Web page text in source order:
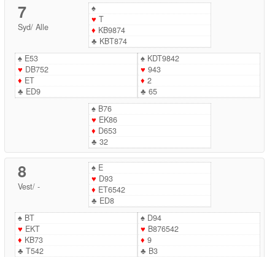
7
Syd/ Alle
♠
♥ T
♦ KB9874
♣ KBT874
♠E53
♥ DB752
♦ ET
♣ ED9
♠KDT9842
♥ 943
♦ 2
♣ 65
♠B76
♥ EK86
♦ D653
♣ 32
8
Vest/ -
♠E
♥ D93
♦ ET6542
♣ ED8
♠BT
♥ EKT
♦ KB73
♣ T542
♠D94
♥ B876542
♦ 9
♣ B3